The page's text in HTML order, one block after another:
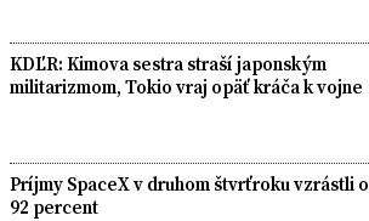
KDĽR: Kimova sestra straší japonským
militarizmom, Tokio vraj opäť kráča k vojne
Príjmy SpaceX v druhom štvrťroku vzrástli o
92 percent